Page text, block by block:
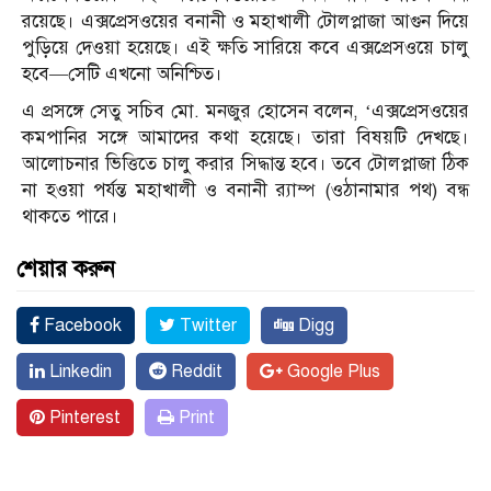
রয়েছে। এক্সপ্রেসওয়ের বনানী ও মহাখালী টোলপ্লাজা আগুন দিয়ে
পুড়িয়ে দেওয়া হয়েছে। এই ক্ষতি সারিয়ে কবে এক্সপ্রেসওয়ে চালু
হবে—সেটি এখনো অনিশ্চিত।
এ প্রসঙ্গে সেতু সচিব মো. মনজুর হোসেন বলেন, ‘এক্সপ্রেসওয়ের
কমপানির সঙ্গে আমাদের কথা হয়েছে। তারা বিষয়টি দেখছে।
আলোচনার ভিত্তিতে চালু করার সিদ্ধান্ত হবে। তবে টোলপ্লাজা ঠিক
না হওয়া পর্যন্ত মহাখালী ও বনানী র‌্যাম্প (ওঠানামার পথ) বন্ধ
থাকতে পারে।
শেয়ার করুন
Facebook Twitter Digg
Linkedin Reddit Google Plus
Pinterest Print